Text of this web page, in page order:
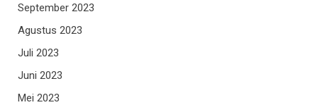
September 2023
Agustus 2023
Juli 2023
Juni 2023
Mei 2023